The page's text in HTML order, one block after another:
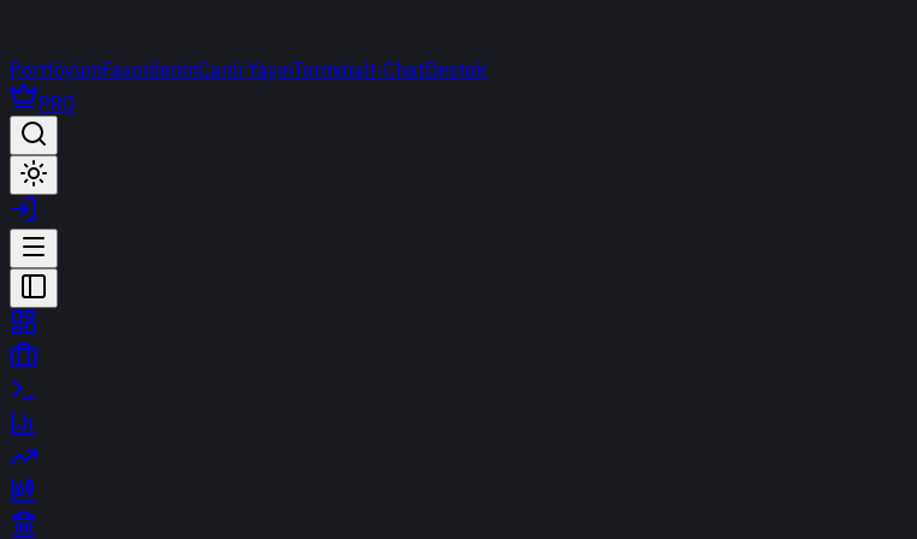
PortföyümFavorilerimCanlı YayınTerminalt-ChatDestek
PRO